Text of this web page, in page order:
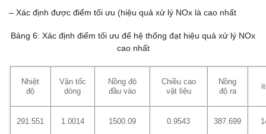
– Xác định được điểm tối ưu (hiệu quả xử lý NOx là cao nhất
Bảng 6: Xác định điểm tối ưu để hệ thống đạt hiệu quả xử lý NOx
cao nhất
Nhiệt
độ
Vận tốc
dòng
Nồng độ
đầu vào
Chiều cao
vật liệu
Nồng
độ ra
291.551 1.0014 1500.09 0.9543 387.699